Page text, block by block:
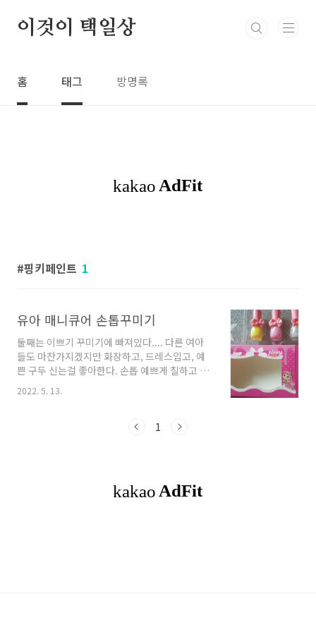
이것이 택일상
홈 태그 방명록
핑키페인트 1
유아 매니큐어 손톱꾸미기
둘째는 이쁘기 꾸미기에 빠져있다.... 다른 여아
들도 마찬가지겠지만 화장하고, 드레스입고, 예
쁜 구두 신는걸 좋아한다. 손톱 예쁘게 칠하고 싶
다고 해서 매니큐어 제품을 구매했다... (내돈내
산) 스티커도 붙여보라고 네일스티커도 같이 사
고 스티커도 붙였다. 그런데 매니큐어는 마르자
고.. 마르기도 참 빨리 마른다. 오~~~~ 벗겨지는
것도 손쉽게 쓰윽 잘 벗겨지기까지 하니 마음에
2022. 5. 13.
1